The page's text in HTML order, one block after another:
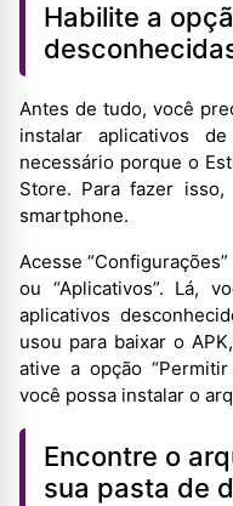
Habilite a
Antes de tudo, você
instalar aplicativos
necessário porque o
Store. Para fazer
smartphone.
Acesse
ou “Aplicativos”. Lá,
aplicativos
usou para baixar o
ative a opção
você possa instalar o
Encontre o
sua pasta de